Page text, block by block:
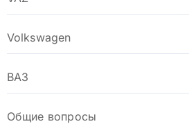
Volkswagen
ВАЗ
Общие вопросы